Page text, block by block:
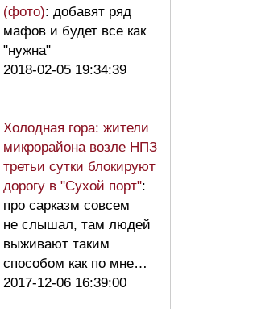
(фото): добавят ряд
мафов и будет все как
"нужна"
2018-02-05 19:34:39
Холодная гора: жители
микрорайона возле НПЗ
третьи сутки блокируют
дорогу в "Сухой порт":
про сарказм совсем
не слышал, там людей
выживают таким
способом как по мне…
2017-12-06 16:39:00